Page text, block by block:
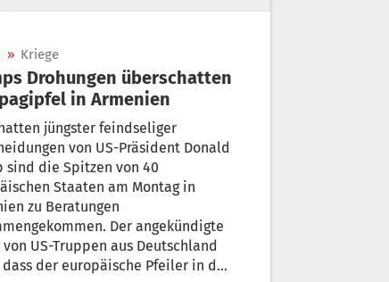
» Kriege
Drohungen überschatten
in Armenien
jüngster feindseliger
von US-Präsident Donald
sind die Spitzen von 40
Staaten am Montag in
zu Beratungen
Der angekündigte
von US-Truppen aus Deutschland
dass der europäische Pfeiler in der